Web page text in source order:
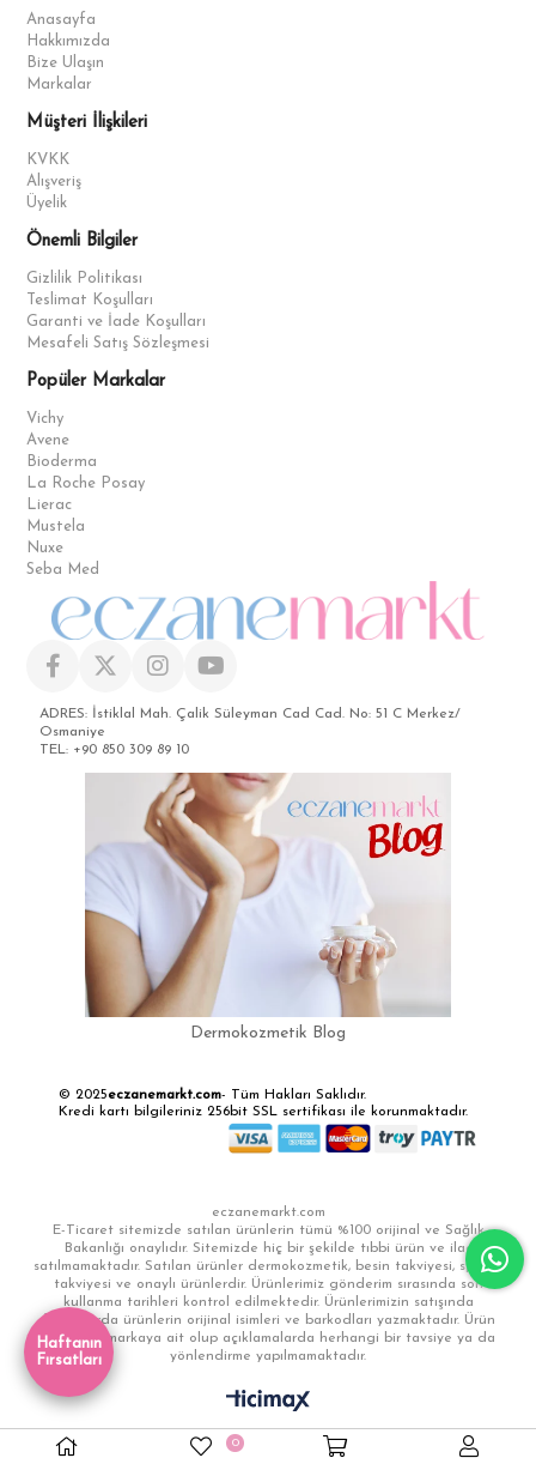
Anasayfa
Hakkımızda
Bize Ulaşın
Markalar
Müşteri İlişkileri
KVKK
Alışveriş
Üyelik
Önemli Bilgiler
Gizlilik Politikası
Teslimat Koşulları
Garanti ve İade Koşulları
Mesafeli Satış Sözleşmesi
Popüler Markalar
Vichy
Avene
Bioderma
La Roche Posay
Lierac
Mustela
Nuxe
Seba Med
ADRES: İstiklal Mah. Çalik Süleyman Cad Cad. No: 51 C Merkez/
Osmaniye
TEL: +90 850 309 89 10
Dermokozmetik Blog
© 2025eczanemarkt.com- Tüm Hakları Saklıdır.
Kredi kartı bilgileriniz 256bit SSL sertifikası ile korunmaktadır.
eczanemarkt.com
E-Ticaret sitemizde satılan ürünlerin tümü %100 orijinal ve Sağlık
Bakanlığı onaylıdır. Sitemizde hiç bir şekilde tıbbi ürün ve ilaç
satılmamaktadır. Satılan ürünler dermokozmetik, besin takviyesi, sporcu
takviyesi ve onaylı ürünlerdir. Ürünlerimiz gönderim sırasında son
kullanma tarihleri kontrol edilmektedir. Ürünlerimizin satışında
faturalarda ürünlerin orijinal isimleri ve barkodları yazmaktadır. Ürün
görselleri markaya ait olup açıklamalarda herhangi bir tavsiye ya da
yönlendirme yapılmamaktadır.
Haftanın
Fırsatları
0